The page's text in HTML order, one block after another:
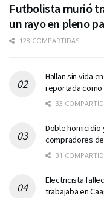
Futbolista murió
un rayo en pleno
128 COMPARTIDAS
Hallan sin vida
reportada como
33
Doble homicidio
compradores
31
Electricista
trabajaba en